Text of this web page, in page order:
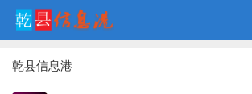
乾县信息港